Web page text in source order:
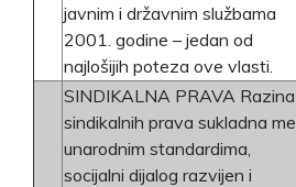
javnim i državnim službama
2001. godine – jedan od
najlošijih poteza ove vlasti.
SINDIKALNA PRAVA Razina
sindikalnih prava sukladna
unarodnim standardima,
socijalni dijalog razvijen i